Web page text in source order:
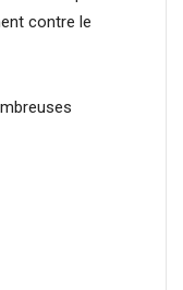
contre le